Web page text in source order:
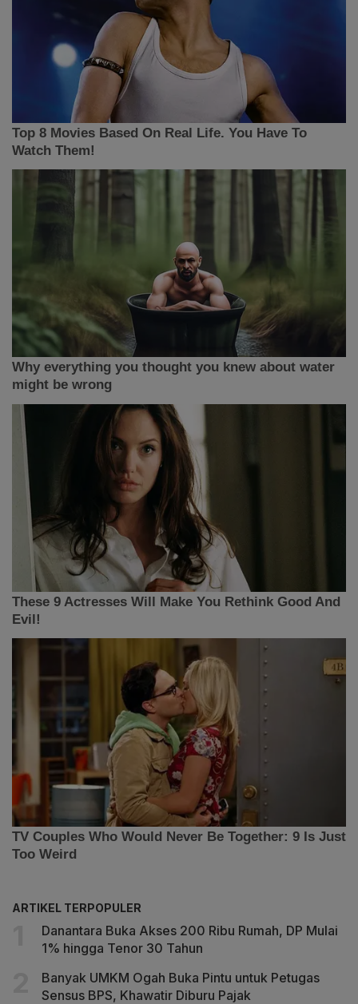
ARTIKEL TERPOPULER
Danantara Buka Akses 200 Ribu Rumah, DP Mulai
1% hingga Tenor 30 Tahun
Banyak UMKM Ogah Buka Pintu untuk Petugas
Sensus BPS, Khawatir Diburu Pajak